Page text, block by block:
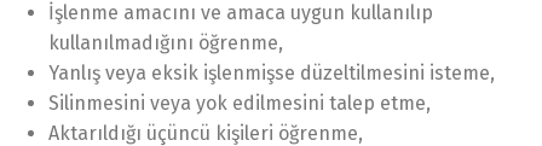
İşlenme amacını ve amaca uygun kullanılıp
kullanılmadığını öğrenme,
Yanlış veya eksik işlenmişse düzeltilmesini isteme,
Silinmesini veya yok edilmesini talep etme,
Aktarıldığı üçüncü kişileri öğrenme,